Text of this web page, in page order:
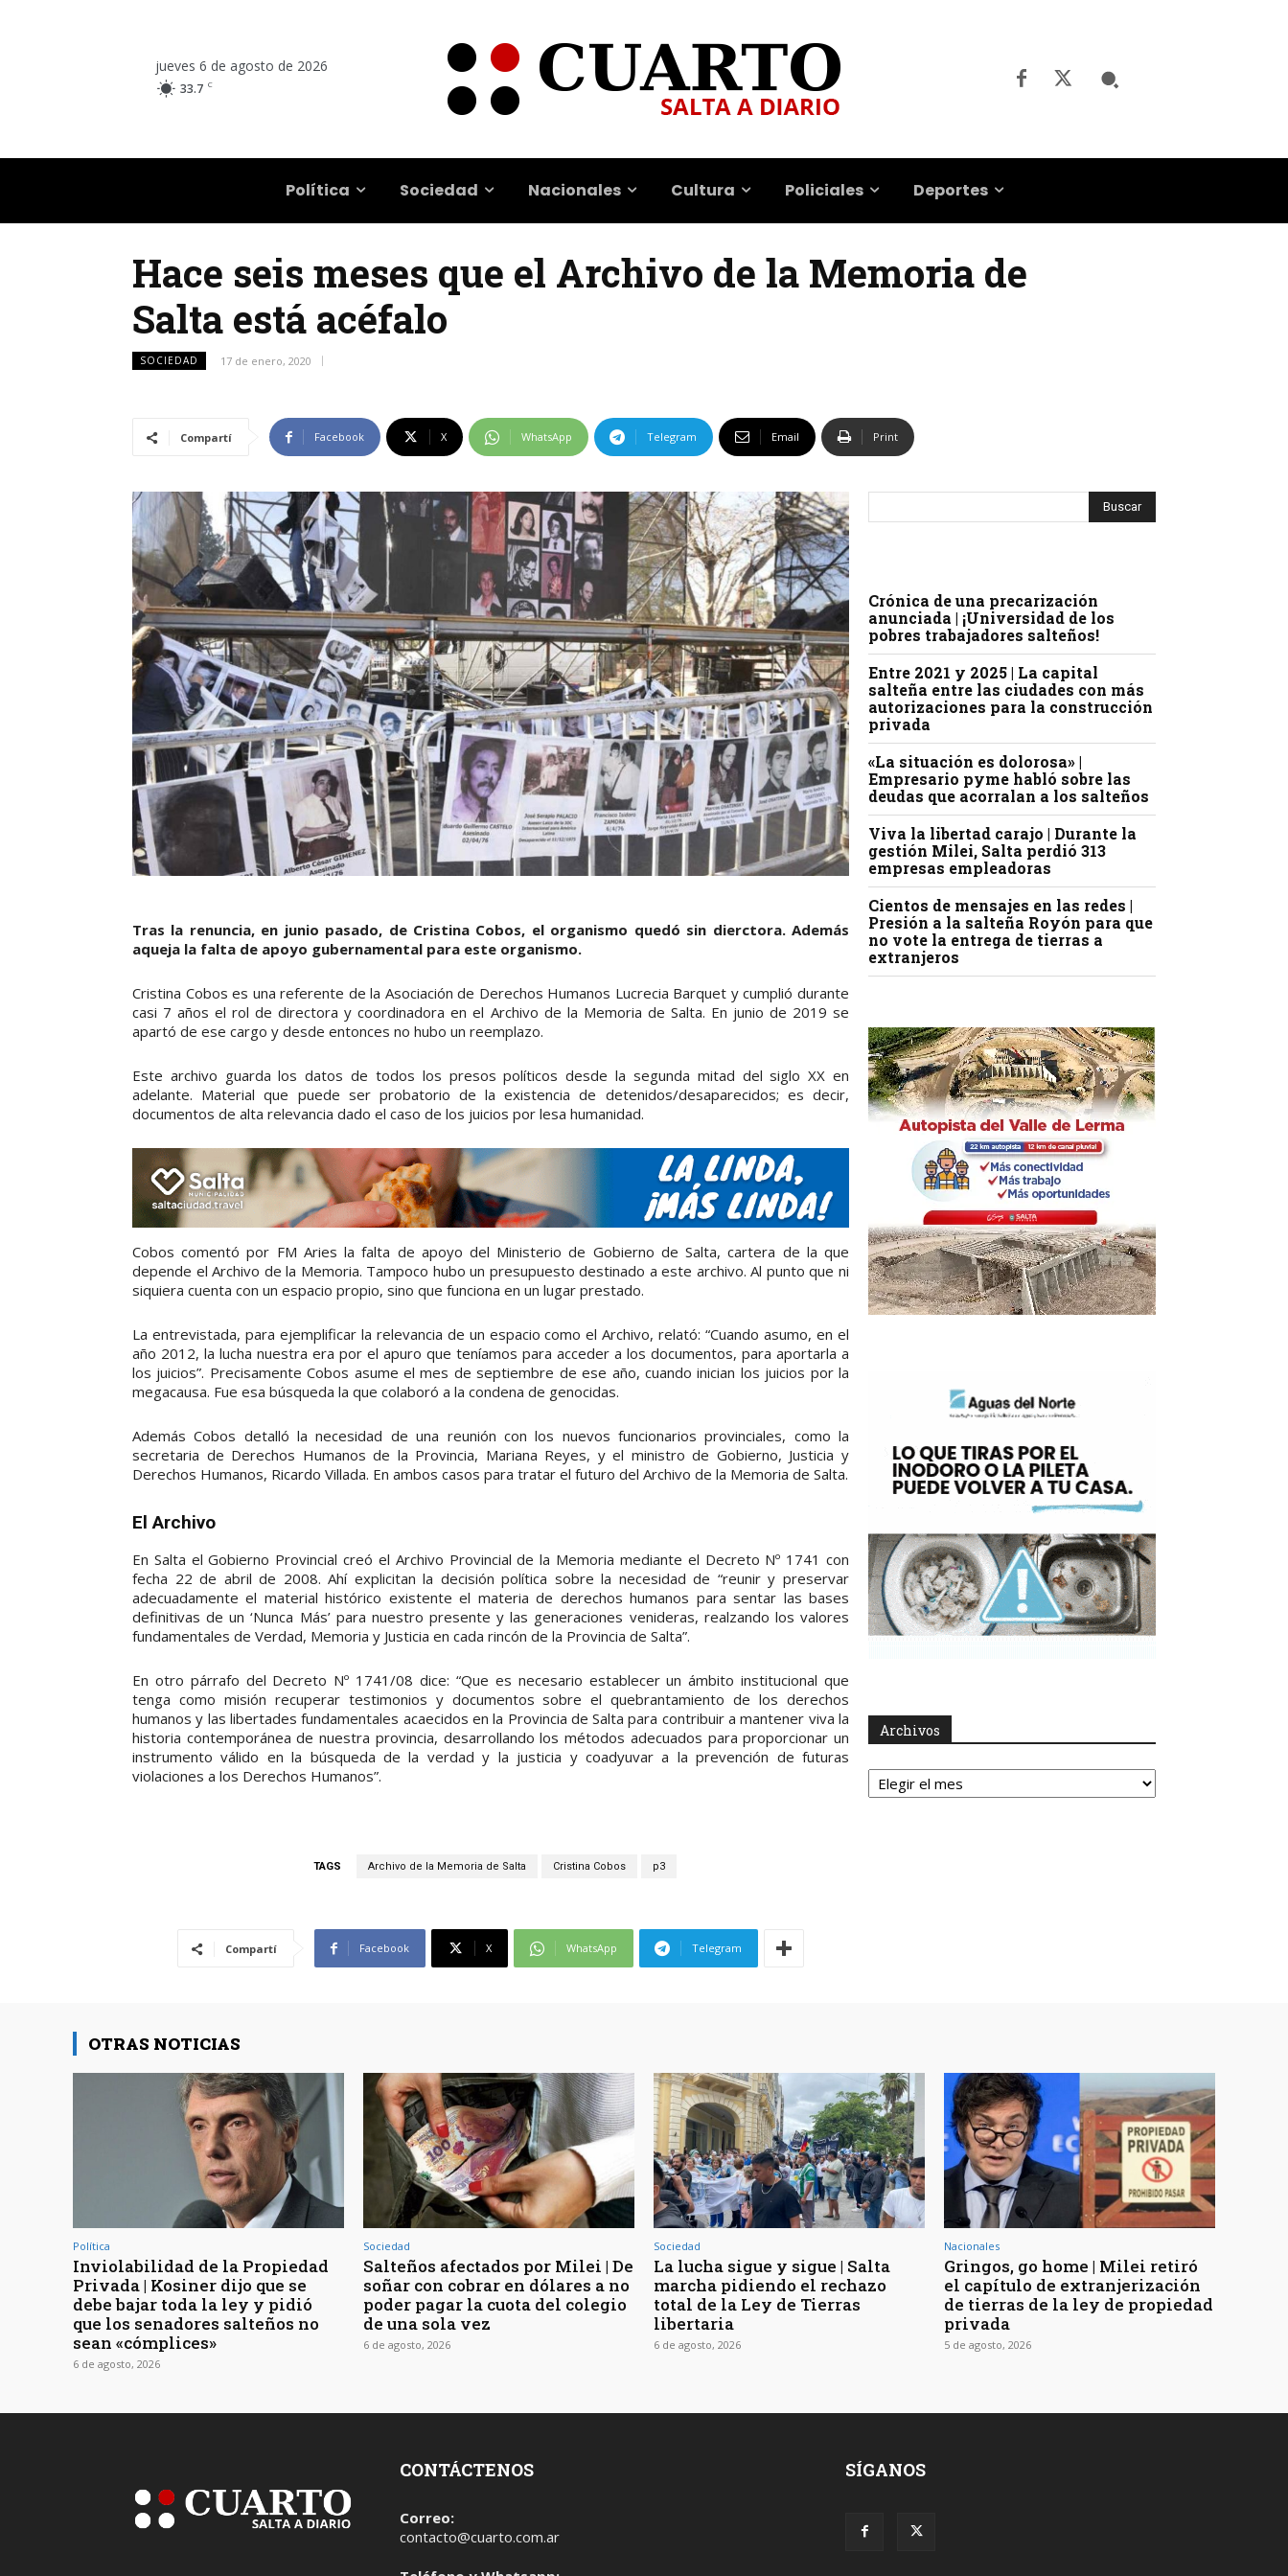
jueves 6 de agosto de 2026
33.7 C
Política Sociedad Nacionales Cultura Policiales Deportes
Hace seis meses que el Archivo de la Memoria de
Salta está acéfalo
SOCIEDAD 17 de enero, 2020
Compartí Facebook X WhatsApp Telegram Email Print
Tras la renuncia, en junio pasado, de Cristina Cobos, el organismo quedó sin dierctora. Además
aqueja la falta de apoyo gubernamental para este organismo.
Cristina Cobos es una referente de la Asociación de Derechos Humanos Lucrecia Barquet y cumplió durante
casi 7 años el rol de directora y coordinadora en el Archivo de la Memoria de Salta. En junio de 2019 se
apartó de ese cargo y desde entonces no hubo un reemplazo.
Este archivo guarda los datos de todos los presos políticos desde la segunda mitad del siglo XX en
adelante. Material que puede ser probatorio de la existencia de detenidos/desaparecidos; es decir,
documentos de alta relevancia dado el caso de los juicios por lesa humanidad.
Cobos comentó por FM Aries la falta de apoyo del Ministerio de Gobierno de Salta, cartera de la que
depende el Archivo de la Memoria. Tampoco hubo un presupuesto destinado a este archivo. Al punto que ni
siquiera cuenta con un espacio propio, sino que funciona en un lugar prestado.
La entrevistada, para ejemplificar la relevancia de un espacio como el Archivo, relató: “Cuando asumo, en el
año 2012, la lucha nuestra era por el apuro que teníamos para acceder a los documentos, para aportarla a
los juicios”. Precisamente Cobos asume el mes de septiembre de ese año, cuando inician los juicios por la
megacausa. Fue esa búsqueda la que colaboró a la condena de genocidas.
Además Cobos detalló la necesidad de una reunión con los nuevos funcionarios provinciales, como la
secretaria de Derechos Humanos de la Provincia, Mariana Reyes, y el ministro de Gobierno, Justicia y
Derechos Humanos, Ricardo Villada. En ambos casos para tratar el futuro del Archivo de la Memoria de Salta.
El Archivo
En Salta el Gobierno Provincial creó el Archivo Provincial de la Memoria mediante el Decreto Nº 1741 con
fecha 22 de abril de 2008. Ahí explicitan la decisión política sobre la necesidad de “reunir y preservar
adecuadamente el material histórico existente el materia de derechos humanos para sentar las bases
definitivas de un ‘Nunca Más’ para nuestro presente y las generaciones venideras, realzando los valores
fundamentales de Verdad, Memoria y Justicia en cada rincón de la Provincia de Salta”.
En otro párrafo del Decreto Nº 1741/08 dice: “Que es necesario establecer un ámbito institucional que
tenga como misión recuperar testimonios y documentos sobre el quebrantamiento de los derechos
humanos y las libertades fundamentales acaecidos en la Provincia de Salta para contribuir a mantener viva la
historia contemporánea de nuestra provincia, desarrollando los métodos adecuados para proporcionar un
instrumento válido en la búsqueda de la verdad y la justicia y coadyuvar a la prevención de futuras
violaciones a los Derechos Humanos”.
TAGS Archivo de la Memoria de Salta Cristina Cobos p3
Compartí Facebook X WhatsApp Telegram
Crónica de una precarización
anunciada | ¡Universidad de los
pobres trabajadores salteños!
Entre 2021 y 2025 | La capital
salteña entre las ciudades con más
autorizaciones para la construcción
privada
«La situación es dolorosa» |
Empresario pyme habló sobre las
deudas que acorralan a los salteños
Viva la libertad carajo | Durante la
gestión Milei, Salta perdió 313
empresas empleadoras
Cientos de mensajes en las redes |
Presión a la salteña Royón para que
no vote la entrega de tierras a
extranjeros
Archivos
Archivos
OTRAS NOTICIAS
Política
Inviolabilidad de la Propiedad
Privada | Kosiner dijo que se
debe bajar toda la ley y pidió
que los senadores salteños no
sean «cómplices»
6 de agosto, 2026
Sociedad
Salteños afectados por Milei | De
soñar con cobrar en dólares a no
poder pagar la cuota del colegio
de una sola vez
6 de agosto, 2026
Sociedad
La lucha sigue y sigue | Salta
marcha pidiendo el rechazo
total de la Ley de Tierras
libertaria
6 de agosto, 2026
Nacionales
Gringos, go home | Milei retiró
el capítulo de extranjerización
de tierras de la ley de propiedad
privada
5 de agosto, 2026
CONTÁCTENOS
Correo:
contacto@cuarto.com.ar
SÍGANOS